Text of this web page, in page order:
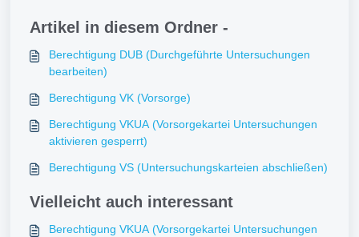
Artikel in diesem Ordner -
Berechtigung DUB (Durchgeführte Untersuchungen
bearbeiten)
Berechtigung VK (Vorsorge)
Berechtigung VKUA (Vorsorgekartei Untersuchungen
aktivieren gesperrt)
Berechtigung VS (Untersuchungskarteien abschließen)
Vielleicht auch interessant
Berechtigung VKUA (Vorsorgekartei Untersuchungen